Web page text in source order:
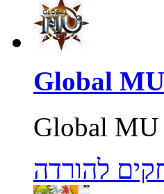
Global
להורדה